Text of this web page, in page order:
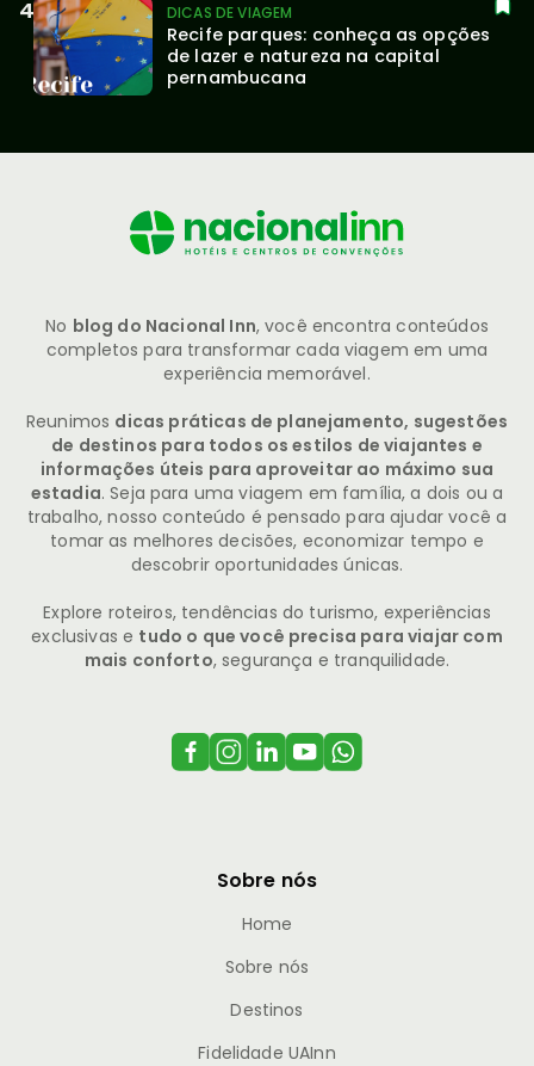
DICAS DE VIAGEM
Recife parques: conheça as opções
de lazer e natureza na capital
pernambucana
No blog do Nacional Inn, você encontra conteúdos
completos para transformar cada viagem em uma
experiência memorável.
Reunimos dicas práticas de planejamento, sugestões
de destinos para todos os estilos de viajantes e
informações úteis para aproveitar ao máximo sua
estadia. Seja para uma viagem em família, a dois ou a
trabalho, nosso conteúdo é pensado para ajudar você a
tomar as melhores decisões, economizar tempo e
descobrir oportunidades únicas.
Explore roteiros, tendências do turismo, experiências
exclusivas e tudo o que você precisa para viajar com
mais conforto, segurança e tranquilidade.
Sobre nós
Home
Sobre nós
Destinos
Fidelidade UAInn